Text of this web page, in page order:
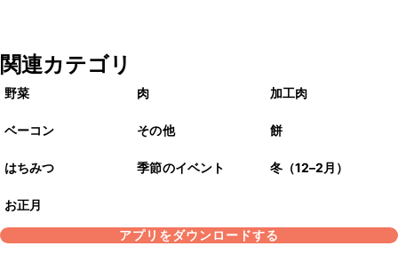
関連カテゴリ
野菜 肉 加工肉
ベーコン その他 餅
はちみつ 季節のイベント 冬（12–2月）
お正月
アプリをダウンロードする